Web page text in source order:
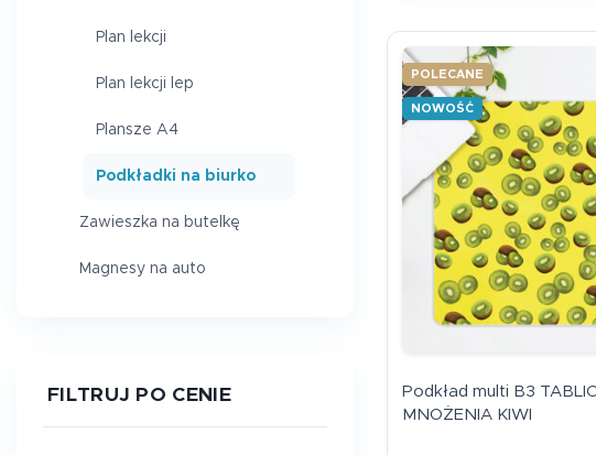
Plan lekcji
Plan lekcji lep
Plansze A4
Podkładki na biurko
Zawieszka na butelkę
Magnesy na auto
FILTRUJ PO CENIE
POLECANE
NOWOŚĆ
Podkład multi B3
MNOŻENIA KIWI